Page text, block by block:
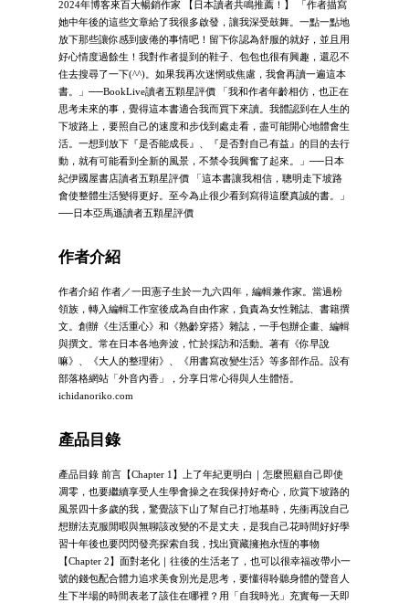
2024年博客來百大暢銷作家 【日本讀者共鳴推薦！】 「作者描寫
她中年後的這些文章給了我很多啟發，讓我深受鼓舞。一點一點地
放下那些讓你感到疲倦的事情吧！留下你認為舒服的就好，並且用
好心情度過餘生！我對作者提到的鞋子、包包也很有興趣，還忍不
住去搜尋了一下(^^)。如果我再次迷惘或焦慮，我會再讀一遍這本
書。」──BookLive讀者五顆星評價 「我和作者年齡相仿，也正在
思考未來的事，覺得這本書適合我而買下來讀。我體認到在人生的
下坡路上，要照自己的速度和步伐到處走看，盡可能開心地體會生
活。一想到放下『是否能成長』、『是否對自己有益』的目的去行
動，就有可能看到全新的風景，不禁令我興奮了起來。」──日本
紀伊國屋書店讀者五顆星評價 「這本書讓我相信，聰明走下坡路
會使整體生活變得更好。至今為止很少看到寫得這麼真誠的書。」
──日本亞馬遜讀者五顆星評價
作者介紹
作者介紹 作者／一田憲子生於一九六四年，編輯兼作家。當過粉
領族，轉入編輯工作室後成為自由作家，負責為女性雜誌、書籍撰
文。創辦《生活重心》和《熟齡穿搭》雜誌，一手包辦企畫、編輯
與撰文。常在日本各地奔波，忙於採訪和活動。著有《你早說
嘛》、《大人的整理術》、《用書寫改變生活》等多部作品。設有
部落格網站「外音內香」，分享日常心得與人生體悟。
ichidanoriko.com
產品目錄
產品目錄 前言【Chapter 1】上了年紀更明白｜怎麼照顧自己即使
凋零，也要繼續享受人生學會操之在我保持好奇心，欣賞下坡路的
風景四十多歲的我，驚覺該下山了幫自己打地基時，先衝再說自己
想辦法克服閒暇與無聊該改變的不是丈夫，是我自己花時間好好學
習十年後也要閃閃發亮探索自我，找出寶藏擁抱永恆的事物
【Chapter 2】面對老化｜往後的生活老了，也可以很幸福改帶小一
號的錢包配合體力追求美食別光是思考，要懂得聆聽身體的聲音人
生下半場的時間表老了該住在哪裡？用「自我時光」充實每一天即